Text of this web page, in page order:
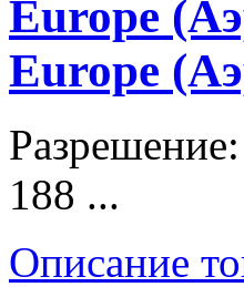
Europe
Europe
188 ...
Описание